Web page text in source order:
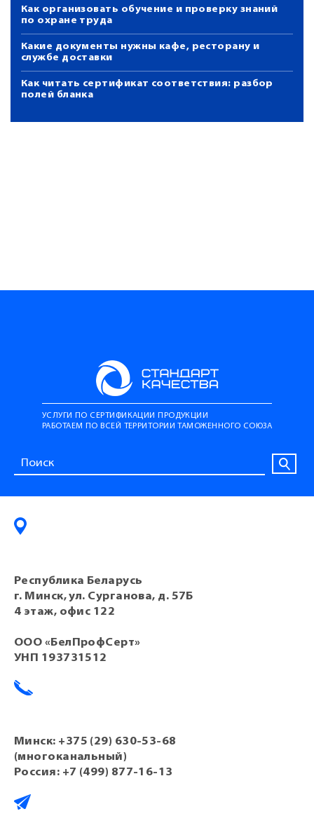
Как организовать обучение и проверку знаний
по охране труда
Какие документы нужны кафе, ресторану и
службе доставки
Как читать сертификат соответствия: разбор
полей бланка
УСЛУГИ ПО СЕРТИФИКАЦИИ ПРОДУКЦИИ
РАБОТАЕМ ПО ВСЕЙ ТЕРРИТОРИИ ТАМОЖЕННОГО СОЮЗА
Республика Беларусь
г. Минск, ул. Сурганова, д. 57Б
4 этаж, офис 122
ООО «БелПрофСерт»
УНП 193731512
Минск: +375 (29) 630-53-68
(многоканальный)
Россия: +7 (499) 877-16-13